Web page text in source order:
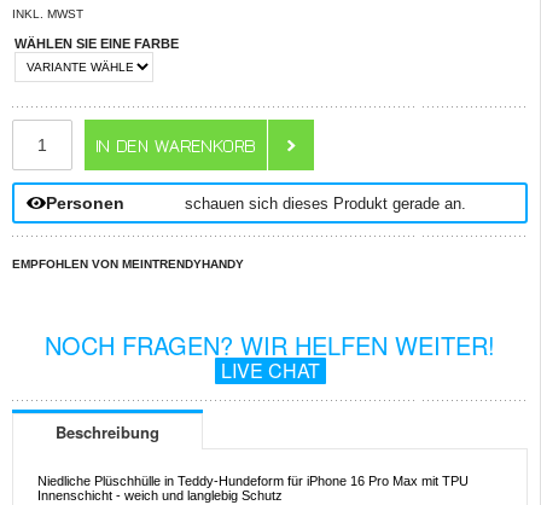
INKL. MWST
WÄHLEN SIE EINE FARBE
Personen schauen sich dieses Produkt gerade an.
EMPFOHLEN VON MEINTRENDYHANDY
NOCH FRAGEN? WIR HELFEN WEITER!
LIVE CHAT
Beschreibung
Niedliche Plüschhülle in Teddy-Hundeform für iPhone 16 Pro Max mit TPU
Innenschicht - weich und langlebig Schutz